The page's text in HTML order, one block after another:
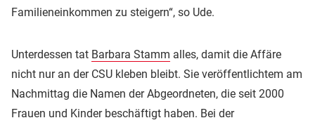
Familieneinkommen zu steigern“, so Ude.
Unterdessen tat Barbara Stamm alles, damit die Affäre
nicht nur an der CSU kleben bleibt. Sie veröffentlichtem am
Nachmittag die Namen der Abgeordneten, die seit 2000
Frauen und Kinder beschäftigt haben. Bei der